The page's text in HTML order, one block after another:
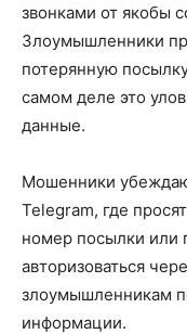
звонками от якобы
Злоумышленники
потерянную
самом деле это
данные.
Мошенники
Telegram, где
номер посылки или
авторизоваться
злоумышленникам
информации.